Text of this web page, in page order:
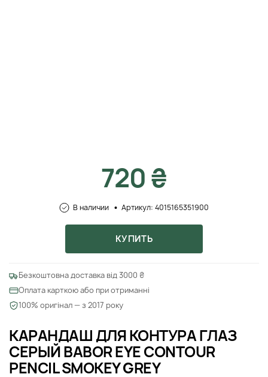
КАРАНДАШ ДЛЯ КОНТУРА ГЛАЗ
СЕРЫЙ BABOR EYE CONTOUR
PENCIL SMOKEY GREY
720 ₴
В наличии Артикул: 4015165351900
КУПИТЬ
Безкоштовна доставка від 3000 ₴
Оплата карткою або при отриманні
100% оригінал — з 2017 року